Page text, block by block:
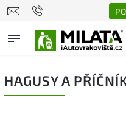
HAGUSY A